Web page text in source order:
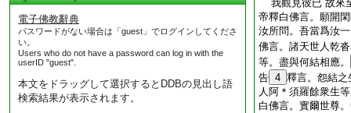
電子佛教辭典
パスワードがない場合は「guest」でログインしてくださ
い。
Users who do not have a password can log in with the
userID "guest".
本文をドラッグして選択するとDDBの見出し語
検索結果が表示されます。
我觀見彼已 故來
帝釋白佛言。願開
汝所問。吾當爲汝
佛言。諸天世人乾
等。盡與何結相應。
告 4 釋言。怨結之
人阿＊須羅餘衆生
白佛言。實爾世尊